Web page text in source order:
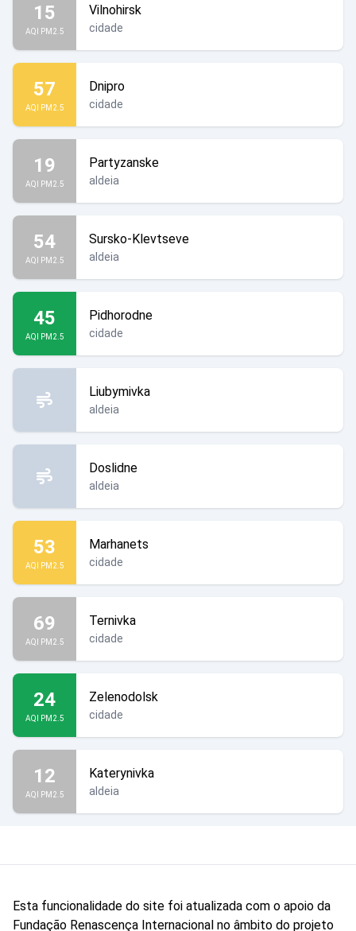
15
AQI PM2.5
Vilnohirsk
cidade
57
AQI PM2.5
Dnipro
cidade
19
AQI PM2.5
Partyzanske
aldeia
54
AQI PM2.5
Sursko-Klevtseve
aldeia
45
AQI PM2.5
Pidhorodne
cidade
Liubymivka
aldeia
Doslidne
aldeia
53
AQI PM2.5
Marhanets
cidade
69
AQI PM2.5
Ternivka
cidade
24
AQI PM2.5
Zelenodolsk
cidade
12
AQI PM2.5
Katerynivka
aldeia
Esta funcionalidade do site foi atualizada com o apoio da
Fundação Renascença Internacional no âmbito do projeto